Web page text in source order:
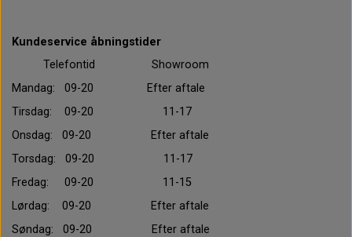
Kundeservice åbningstider
Telefontid Showroom
Mandag: 09-20 Efter aftale
Tirsdag: 09-20 11-17
Onsdag: 09-20 Efter aftale
Torsdag: 09-20 11-17
Fredag: 09-20 11-15
Lørdag: 09-20 Efter aftale
Søndag: 09-20 Efter aftale